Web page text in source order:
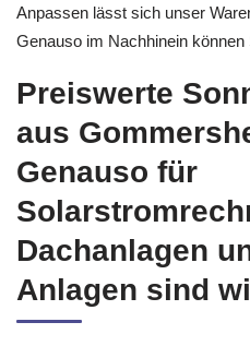
Anpassen lässt sich unser
Genauso im Nachhinein
Preiswerte
aus
Genauso für
Dachanlagen
Anlagen sind